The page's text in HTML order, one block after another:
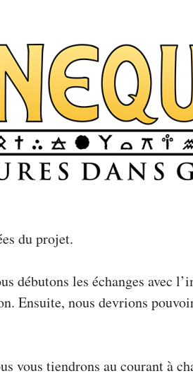
du projet.
débutons les échanges avec
Ensuite, nous devrions
vous tiendrons au courant à